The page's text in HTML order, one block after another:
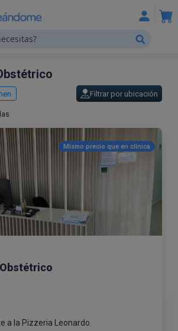
Filtrar por ubicación
Mismo precio que en clínica
a la Pizzeria Leonardo.